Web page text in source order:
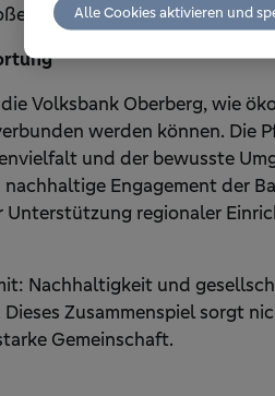
Rolle spielen.
Volksbank Oberberg, wie
werden können. Die
und der bewusste
Engagement der
Unterstützung regionaler
Nachhaltigkeit und
Zusammenspiel sorgt
Gemeinschaft.
Alle Cookies aktivieren und